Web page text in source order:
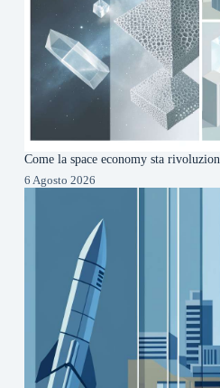
Come la space economy sta
6 Agosto 2026